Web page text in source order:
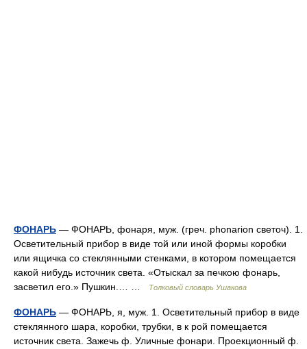
ФОНАРЬ — ФОНАРЬ, фонаря, муж. (греч. phonarion светоч). 1.
Осветительный прибор в виде той или иной формы коробки
или ящичка со стеклянными стенками, в котором помещается
какой нибудь источник света. «Отыскал за печкою фонарь,
засветил его.» Пушкин.… …
Толковый словарь Ушакова
ФОНАРЬ — ФОНАРЬ, я, муж. 1. Осветительный прибор в виде
стеклянного шара, коробки, трубки, в к рой помещается
источник света. Зажечь ф. Уличные фонари. Проекционный ф.